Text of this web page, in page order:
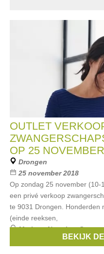
OUTLET
OP 25
Drongen
25 november 2018
Op zondag 25 november
een privé verkoop
te 9031 Drongen. Honderden
(einde reeksen,
Merken:Noppies,Queen
Esprit Maternity, ...
BEKIJK